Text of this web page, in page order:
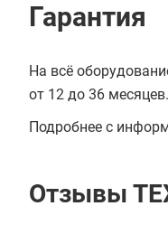
Гарантия
На всё
от 12 до 36 месяцев.
Подробнее с
Отзывы